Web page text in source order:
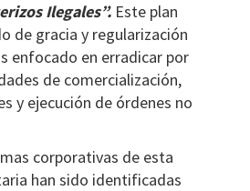
Ilegales”. Este plan
de gracia y regularización
enfocado en erradicar por
de comercialización,
y ejecución de órdenes no
corporativas de esta
han sido identificadas